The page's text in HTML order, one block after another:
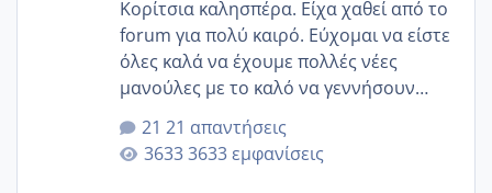
Κορίτσια καλησπέρα. Είχα χαθεί από το
forum για πολύ καιρό. Εύχομαι να είστε
όλες καλά να έχουμε πολλές νέες
μανούλες με το καλό να γεννήσουν
αυτές που ήδη περιμένουν. Να πάρουν
γερα μωράκια στην αγκαλίτσα τους
🙏🏼🙏🏼 Ας πάμε λοιπόν στο θέμα μου.
21 απαντήσεις
3633 εμφανίσεις